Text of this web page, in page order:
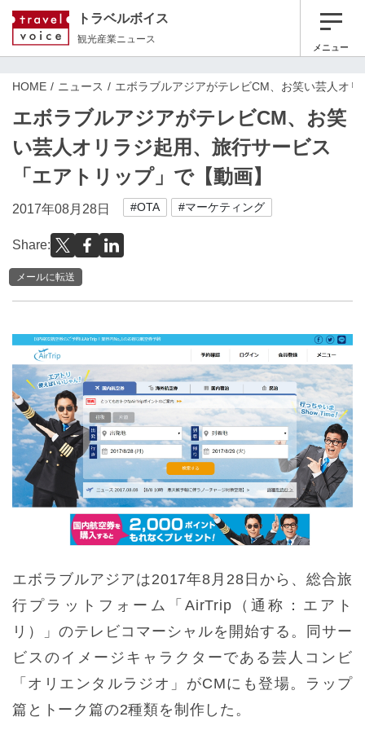
トラベルボイス
観光産業ニュース
メニュー
HOME ニュース エボラブルアジアがテレビCM、お笑い芸人オ
エボラブルアジアがテレビCM、お笑
い芸人オリラジ起用、旅行サービス
「エアトリップ」で【動画】
2017年08月28日 #OTA #マーケティング
Share:
メールに転送
エボラブルアジアは2017年8月28日から、総合旅
行プラットフォーム「AirTrip（通称：エアト
リ）」のテレビコマーシャルを開始する。同サー
ビスのイメージキャラクターである芸人コンビ
「オリエンタルラジオ」がCMにも登場。ラップ
篇とトーク篇の2種類を制作した。